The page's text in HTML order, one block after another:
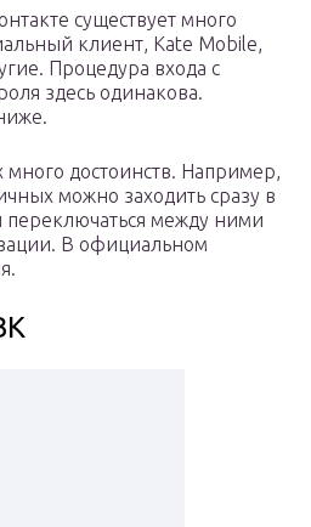
существует много
клиент, Kate Mobile,
Процедура входа с
здесь одинакова.
достоинств. Например,
можно заходить сразу в
переключаться между ними
В официальном